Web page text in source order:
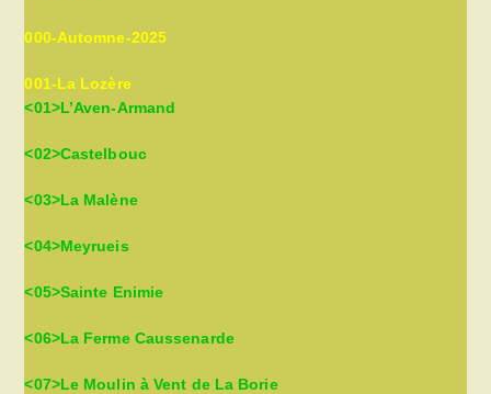
000-Automne-2025
001-La Lozère
<01>L’Aven-Armand
<02>Castelbouc
<03>La Malène
<04>Meyrueis
<05>Sainte Enimie
<06>La Ferme Caussenarde
<07>Le Moulin à Vent de La Borie